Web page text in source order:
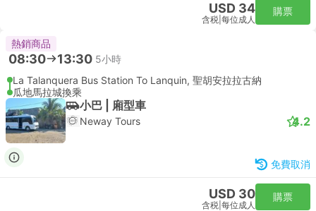
USD 34
含税 每位成人
購票
熱銷商品
08:30 13:30 5小時
La Talanquera Bus Station To Lanquin, 聖胡安拉拉古納
瓜地馬拉城換乘
小巴 | 廂型車
Neway Tours 4.2
免費取消
USD 30
含税 每位成人
購票